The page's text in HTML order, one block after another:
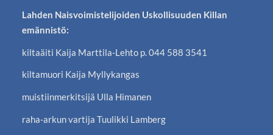
Lahden Naisvoimistelijoiden Uskollisuuden Killan
emännistö:
kiltaäiti Kaija Marttila-Lehto p. 044 588 3541
kiltamuori Kaija Myllykangas
muistiinmerkitsijä Ulla Himanen
raha-arkun vartija Tuulikki Lamberg